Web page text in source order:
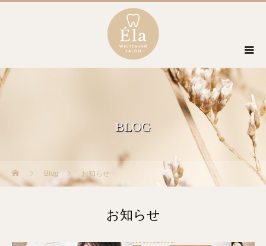
BLOG
Blog お知らせ
お知らせ